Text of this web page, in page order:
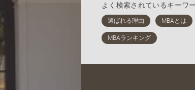
よく検索されているキーワ